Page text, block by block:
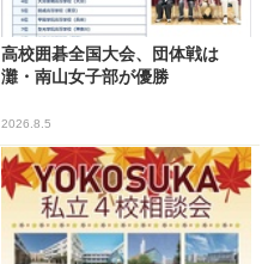
高校囲碁全国大会、団体戦は
灘・南山女子部が優勝
2026.8.5